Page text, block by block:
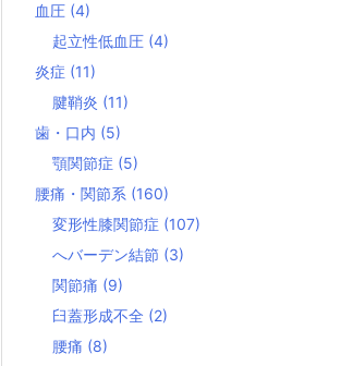
血圧 (4)
起立性低血圧 (4)
炎症 (11)
腱鞘炎 (11)
歯・口内 (5)
顎関節症 (5)
腰痛・関節系 (160)
変形性膝関節症 (107)
へバーデン結節 (3)
関節痛 (9)
臼蓋形成不全 (2)
腰痛 (8)